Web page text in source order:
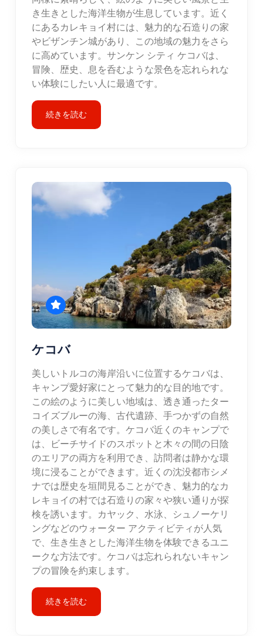
き生きとした海洋生物が生息しています。近く
にあるカレキョイ村には、魅力的な石造りの家
やビザンチン城があり、この地域の魅力をさら
に高めています。サンケン シティ ケコバは、
冒険、歴史、息を呑むような景色を忘れられな
い体験にしたい人に最適です。
続きを読む
ケコバ
美しいトルコの海岸沿いに位置するケコバは、
キャンプ愛好家にとって魅力的な目的地です。
この絵のように美しい地域は、透き通ったター
コイズブルーの海、古代遺跡、手つかずの自然
の美しさで有名です。ケコバ近くのキャンプで
は、ビーチサイドのスポットと木々の間の日陰
のエリアの両方を利用でき、訪問者は静かな環
境に浸ることができます。近くの沈没都市シメ
ナでは歴史を垣間見ることができ、魅力的なカ
レキョイの村では石造りの家々や狭い通りが探
検を誘います。カヤック、水泳、シュノーケリ
ングなどのウォーター アクティビティが人気
で、生き生きとした海洋生物を体験できるユニ
ークな方法です。ケコバは忘れられないキャン
プの冒険を約束します。
続きを読む